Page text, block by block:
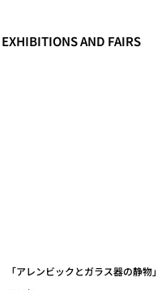
EXHIBITIONS AND FAIRS
「アレンビックとガラス器の静物」